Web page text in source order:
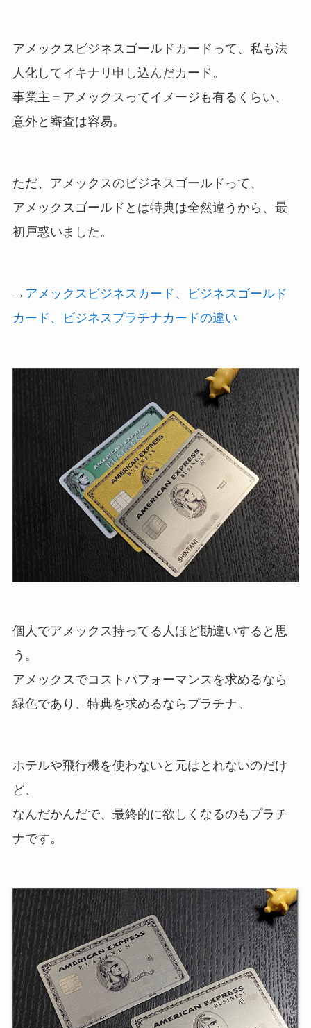
アメックスビジネスゴールドカードって、私も法
人化してイキナリ申し込んだカード。
事業主＝アメックスってイメージも有るくらい、
意外と審査は容易。
ただ、アメックスのビジネスゴールドって、
アメックスゴールドとは特典は全然違うから、最
初戸惑いました。
→ アメックスビジネスカード、ビジネスゴールド
カード、ビジネスプラチナカードの違い
個人でアメックス持ってる人ほど勘違いすると思
う。
アメックスでコストパフォーマンスを求めるなら
緑色であり、特典を求めるならプラチナ。
ホテルや飛行機を使わないと元はとれないのだけ
ど、
なんだかんだで、最終的に欲しくなるのもプラチ
ナです。